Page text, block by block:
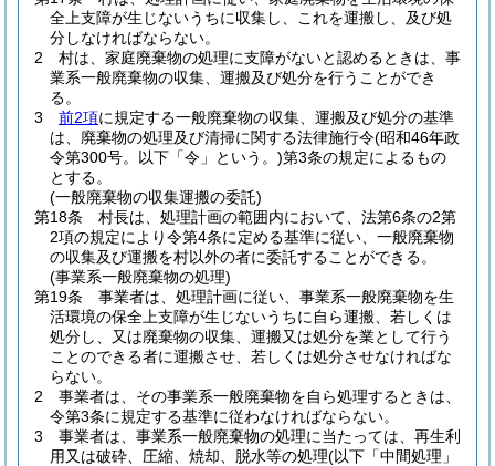
全上支障が生じないうちに収集し、これを運搬し、及び処
分しなければならない。
2
村は、家庭廃棄物の処理に支障がないと認めるときは、事
業系一般廃棄物の収集、運搬及び処分を行うことができ
る。
3
前2項に規定する一般廃棄物の収集、運搬及び処分の基準
は、廃棄物の処理及び清掃に関する法律施行令(昭和46年政
令第300号。以下「令」という。)第3条の規定によるもの
とする。
(一般廃棄物の収集運搬の委託)
第18条
村長は、処理計画の範囲内において、法第6条の2第
2項の規定により令第4条に定める基準に従い、一般廃棄物
の収集及び運搬を村以外の者に委託することができる。
(事業系一般廃棄物の処理)
第19条
事業者は、処理計画に従い、事業系一般廃棄物を生
活環境の保全上支障が生じないうちに自ら運搬、若しくは
処分し、又は廃棄物の収集、運搬又は処分を業として行う
ことのできる者に運搬させ、若しくは処分させなければな
らない。
2
事業者は、その事業系一般廃棄物を自ら処理するときは、
令第3条に規定する基準に従わなければならない。
3
事業者は、事業系一般廃棄物の処理に当たっては、再生利
用又は破砕、圧縮、焼却、脱水等の処理(以下「中間処理」